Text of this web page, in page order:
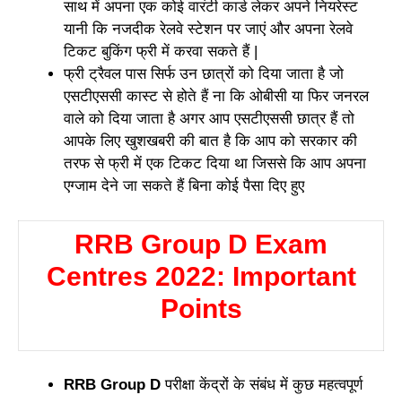
साथ में अपना एक कोई वारंटी कार्ड लेकर अपने नियरेस्ट
यानी कि नजदीक रेलवे स्टेशन पर जाएं और अपना रेलवे
टिकट बुकिंग फ्री में करवा सकते हैं |
फ्री ट्रैवल पास सिर्फ उन छात्रों को दिया जाता है जो
एसटीएससी कास्ट से होते हैं ना कि ओबीसी या फिर जनरल
वाले को दिया जाता है अगर आप एसटीएससी छात्र हैं तो
आपके लिए खुशखबरी की बात है कि आप को सरकार की
तरफ से फ्री में एक टिकट दिया था जिससे कि आप अपना
एग्जाम देने जा सकते हैं बिना कोई पैसा दिए हुए
RRB Group D Exam
Centres 2022: Important
Points
RRB Group D परीक्षा केंद्रों के संबंध में कुछ महत्वपूर्ण